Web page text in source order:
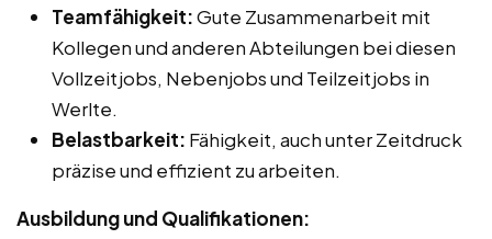
Teamfähigkeit:Gute Zusammenarbeit mit
Kollegen und anderen Abteilungen bei diesen
Vollzeitjobs, Nebenjobs und Teilzeitjobs in
Werlte.
Belastbarkeit: Fähigkeit, auch unter Zeitdruck
präzise und effizient zu arbeiten.
Ausbildung und Qualifikationen: